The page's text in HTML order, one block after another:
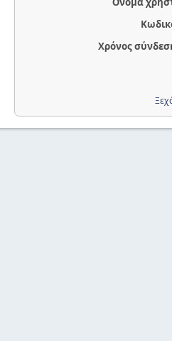
Χρόνος